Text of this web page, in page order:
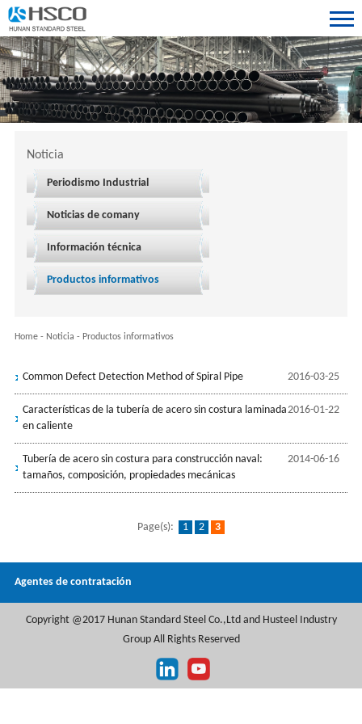
Noticia
Periodismo Industrial
Noticias de comany
Información técnica
Productos informativos
Home- Noticia - Productos informativos
2016-03-25
Common Defect Detection Method of Spiral Pipe
2016-01-22
Características de la tubería de acero sin costura laminada
en caliente
2014-06-16
Tubería de acero sin costura para construcción naval:
tamaños, composición, propiedades mecánicas
Page(s): 1 2 3
Agentes de contratación
Copyright @2017 Hunan Standard Steel Co.,Ltd and Husteel Industry
Group All Rights Reserved